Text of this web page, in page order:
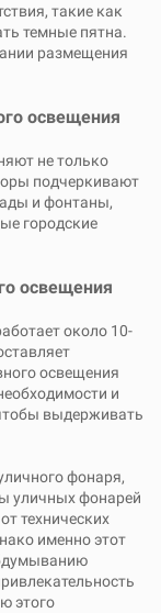
такие как
темные пятна.
размещения
освещения
не только
подчеркивают
и фонтаны,
городские
освещения
около 10-
освещения
и
выдерживать
фонаря,
уличных фонарей
технических
именно этот
этого